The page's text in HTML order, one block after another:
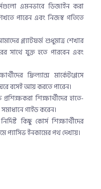
এমনভাবে ডিজাইন করা
পারেন এবং নিজস্ব গতিতে
প্ল্যাটফর্ম শুধুমাত্র শেখার
সাথে যুক্ত হতে পারবেন এবং
ফ্রিল্যান্স মার্কেটপ্লেসে
বসেই আয় করতে পারেন।
শিক্ষার্থীদের হাতে-
গাইড করেন।
কিছু কোর্স শিক্ষার্থীদের
প্যাসিভ ইনকামের পথ দেখায়।